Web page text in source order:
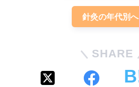
針灸の年代別へ
SHARE